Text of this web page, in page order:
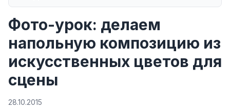
Фото-урок: делаем
напольную композицию из
искусственных цветов для
сцены
28.10.2015